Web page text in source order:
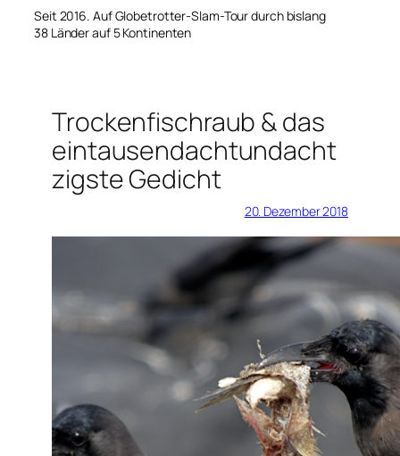
Seit 2016. Auf Globetrotter-Slam-Tour durch bislang
38 Länder auf 5 Kontinenten
Trockenfischraub & das
eintausendachtundacht
zigste Gedicht
20. Dezember 2018